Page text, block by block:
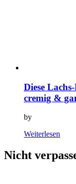
Diese
cremig &
by
Weiterlesen
Nicht